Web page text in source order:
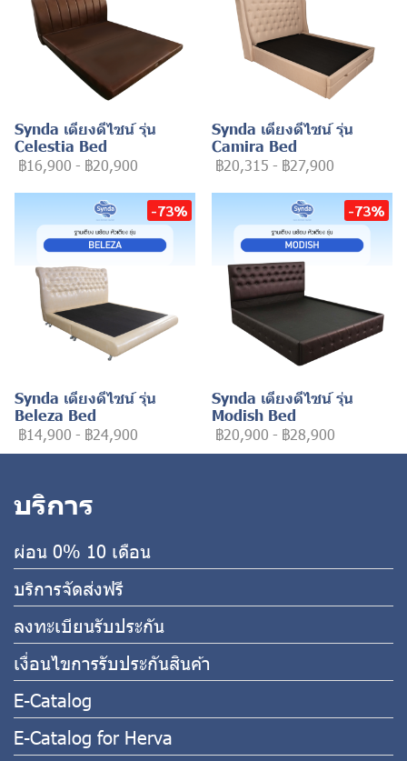
Synda เตียงดีไซน์ รุ่น
Celestia Bed
฿16,900 - ฿20,900
Synda เตียงดีไซน์ รุ่น
Camira Bed
฿20,315 - ฿27,900
-73%
Synda เตียงดีไซน์ รุ่น
Beleza Bed
฿14,900 - ฿24,900
-73%
Synda เตียงดีไซน์ รุ่น
Modish Bed
฿20,900 - ฿28,900
บริการ
ผ่อน 0% 10 เดือน
บริการจัดส่งฟรี
ลงทะเบียนรับประกัน
เงื่อนไขการรับประกันสินค้า
E-Catalog
E-Catalog for Herva